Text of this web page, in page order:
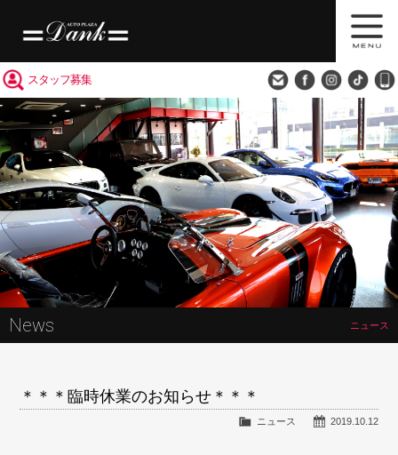
スタッフ募集
News ニュース
＊＊＊臨時休業のお知らせ＊＊＊
2019.10.12
ニュース